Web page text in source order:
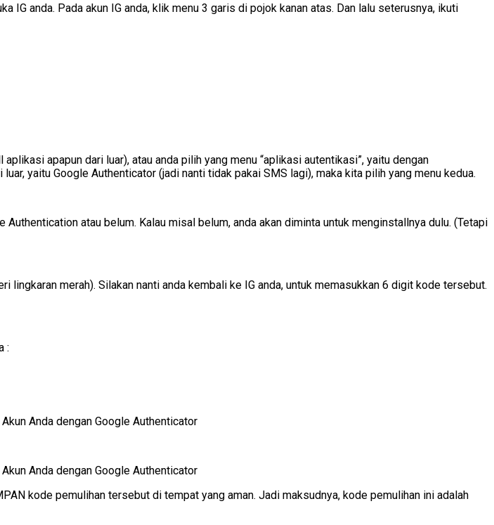
IG anda. Pada akun IG anda, klik menu 3 garis di pojok kanan atas. Dan lalu seterusnya, ikuti
apapun dari luar), atau anda pilih yang menu “aplikasi autentikasi”, yaitu dengan
yaitu Google Authenticator (jadi nanti tidak pakai SMS lagi), maka kita pilih yang menu kedua.
atau belum. Kalau misal belum, anda akan diminta untuk menginstallnya dulu. (Tetapi
lingkaran merah). Silakan nanti anda kembali ke IG anda, untuk memasukkan 6 digit kode tersebut.
:
kode pemulihan tersebut di tempat yang aman. Jadi maksudnya, kode pemulihan ini adalah